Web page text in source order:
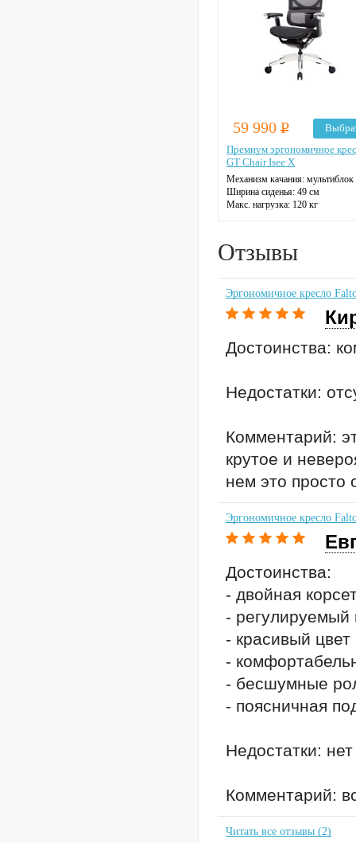
59 990 Р
Премиум эргономичное
GT Chair Isee X
Механизм качания: мультиблок
Ширина сиденья: 49 см
Макс. нагрузка: 120 кг
Регулировка высоты
Крестовина: пятилучевая
Отзывы
Эргономичное кресло
Достоинства:
Недостатки:
Комментарий:
крутое и
нем это просто
Эргономичное кресло
Достоинства:
- двойная
- регулируемый
- красивый
-
- бесшумные
- поясничная
Недостатки:
Комментарий:
Читать все отзывы (2)